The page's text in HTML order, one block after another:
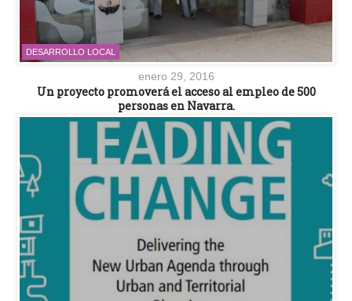
DESARROLLO LOCAL
enero 29, 2016
Un proyecto promoverá el acceso al empleo de 500
personas en Navarra.